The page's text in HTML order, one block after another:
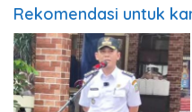
Rekomendasi untuk